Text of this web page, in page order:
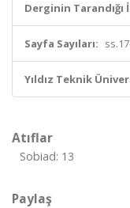
Derginin Tarandığı
Sayfa Sayıları:
Yıldız Teknik
Atıflar
Sobiad: 13
Paylaş